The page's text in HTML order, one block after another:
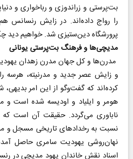
بت‌پرستی و زراندوزی و رباخواری و
را رواج داده‌اند. در زایش رنسانس
پرورشگاه دین‌ستیزی شد. خواهیم دید
مدیچی‌ها و فرهنگ بت‌پرستی یونانی
مدرن‌ها و کل جهان مدرن زهدان
و زایش عصر جدید و مدرنیته، هرسه را
کرده‌اند که گفت‌وگو از این امر
هومر و ایلیاد و اودیسه شده است و
ناباوری می‌گردد. حقیقت آن است که
نسبت به رخدادهای تاریخی مسجل و
نهان‌روشی یهودیت سامری حاصل
اسناد نقش خاندان یهود مدیچی در